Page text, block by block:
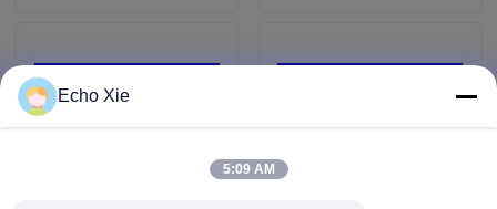
Kästen der Phiolen-10ml
Echo Xie
5:09 AM